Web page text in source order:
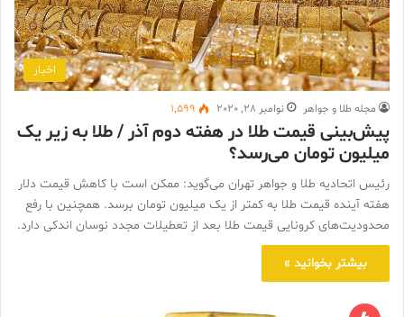
اخبار
مجله طلا و جواهر نوامبر 28, 2020 1,599
پیش‌بینی قیمت طلا در هفته دوم آذر / طلا به زیر یک
میلیون تومان می‌رسد؟
رئیس اتحادیه طلا و جواهر تهران می‌گوید: ممکن است با کاهش قیمت دلار
هفته آینده قیمت طلا به کمتر از یک میلیون تومان برسد. همچنین با رفع
محدودیت‌های کرونایی قیمت طلا بعد از تعطیلات مجدد نوسان اندکی دارد.
بیشتر بخوانید »